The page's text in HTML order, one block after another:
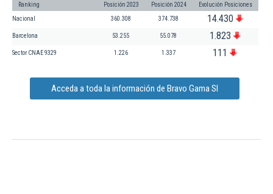
Ranking Posición 2023 Posición 2024 Evolución Posiciones
Nacional 360.308 374.738 14.430
Barcelona 53.255 55.078 1.823
Sector CNAE 9329 1.226 1.337 111
Acceda a toda la información de Bravo Gama Sl